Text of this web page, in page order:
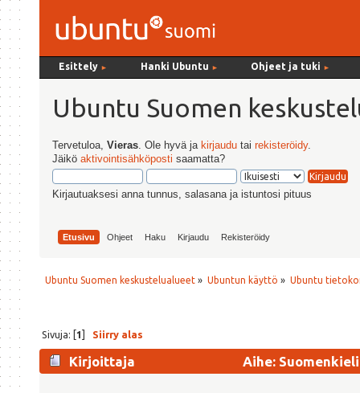
Esittely ► Hanki Ubuntu ► Ohjeet ja tuki ►
Ubuntu Suomen
Tervetuloa,Vieras . Ole hyvä ja kirjaudu tairekisteröidy.
Jäiköaktivointisähköposti saamatta?
Kirjautuaksesi anna tunnus, salasana ja istuntosi pituus
Etusivu Ohjeet Haku Kirjaudu Rekisteröidy
Ubuntu Suomen keskustelualueet » Ubuntun käyttö » Ubuntu
Sivuja: [1] Siirry alas
Kirjoittaja Aihe: